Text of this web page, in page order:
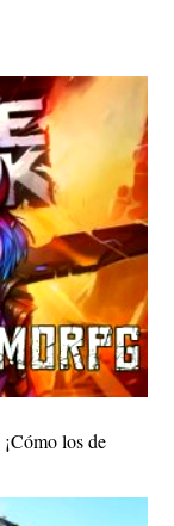
los de